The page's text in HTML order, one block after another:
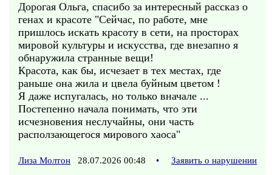
Дорогая Ольга, спасибо за интересный рассказ о
генах и красоте "Сейчас, по работе, мне
пришлось искать красоту в сети, на просторах
мировой культуры и искусства, где внезапно я
обнаружила странные вещи!
Красота, как бы, исчезает в тех местах, где
раньше она жила и цвела буйным цветом !
Я даже испугалась, но только вначале ...
Постепенно начала понимать, что эти
исчезновения неслучайны, они часть
расползающегося мирового хаоса"
Лиза Молтон 28.07.2026 00:48 • Заявить о нарушении